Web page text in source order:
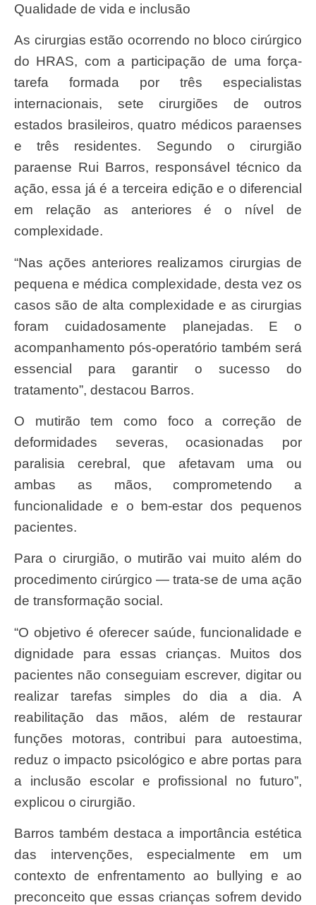
Qualidade de vida e inclusão
As cirurgias estão ocorrendo no bloco cirúrgico
do HRAS, com a participação de uma força-
tarefa formada por três especialistas
internacionais, sete cirurgiões de outros
estados brasileiros, quatro médicos paraenses
e três residentes. Segundo o cirurgião
paraense Rui Barros, responsável técnico da
ação, essa já é a terceira edição e o diferencial
em relação as anteriores é o nível de
complexidade.
“Nas ações anteriores realizamos cirurgias de
pequena e médica complexidade, desta vez os
casos são de alta complexidade e as cirurgias
foram cuidadosamente planejadas. E o
acompanhamento pós-operatório também será
essencial para garantir o sucesso do
tratamento”, destacou Barros.
O mutirão tem como foco a correção de
deformidades severas, ocasionadas por
paralisia cerebral, que afetavam uma ou
ambas as mãos, comprometendo a
funcionalidade e o bem-estar dos pequenos
pacientes.
Para o cirurgião, o mutirão vai muito além do
procedimento cirúrgico — trata-se de uma ação
de transformação social.
“O objetivo é oferecer saúde, funcionalidade e
dignidade para essas crianças. Muitos dos
pacientes não conseguiam escrever, digitar ou
realizar tarefas simples do dia a dia. A
reabilitação das mãos, além de restaurar
funções motoras, contribui para autoestima,
reduz o impacto psicológico e abre portas para
a inclusão escolar e profissional no futuro”,
explicou o cirurgião.
Barros também destaca a importância estética
das intervenções, especialmente em um
contexto de enfrentamento ao bullying e ao
preconceito que essas crianças sofrem devido